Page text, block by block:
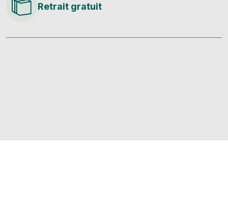
Retrait gratuit